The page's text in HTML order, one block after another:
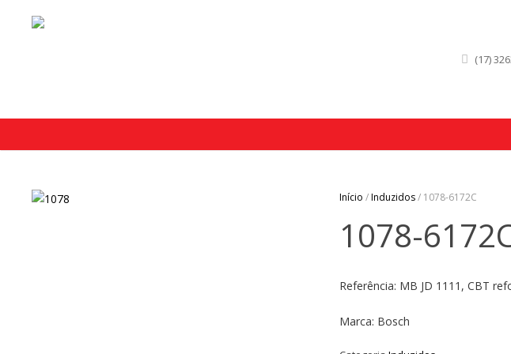
(17)
Início /Induzidos/ 1078-6172C
1078-
Referência: MB JD 1111, CBT
Marca: Bosch